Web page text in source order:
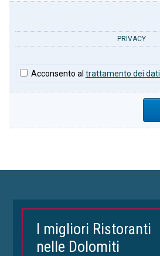
PRIVACY
Acconsento al trattamento dei dati
I migliori Ristoranti
nelle Dolomiti